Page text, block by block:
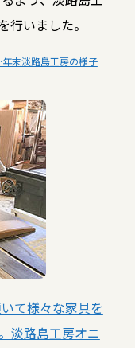
行いました。
末淡路島工房の様子
て様々な家具を
淡路島工房オニ